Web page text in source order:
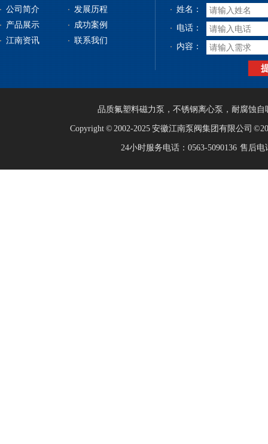
公司简介
发展历程
产品展示
成功案例
江南资讯
联系我们
姓名：
电话：
内容：
品质氟塑料磁力泵 ， 不锈钢离心泵 ， 耐腐蚀自
Copyright © 2002-2025 安徽江南泵阀集团有限公司
24小时服务电话：0563-5090136 售后